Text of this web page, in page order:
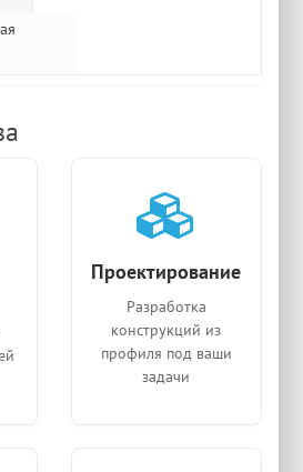
Проектирование
Разработка
конструкций из
профиля под ваши
задачи